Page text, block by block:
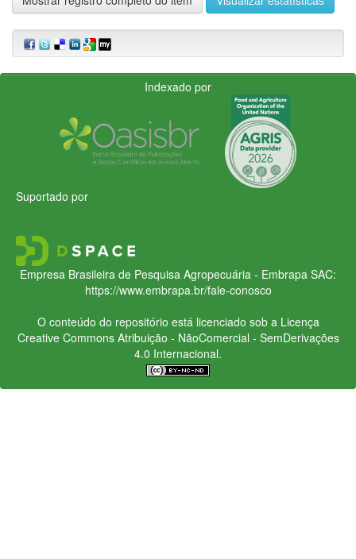
Indexado por
Suportado por
Empresa Brasileira de Pesquisa Agropecuária - Embrapa SAC:
https://www.embrapa.br/fale-conosco
O conteúdo do repositório está licenciado sob a Licença
Creative CommonsAtribuição - NãoComercial - SemDerivações
4.0 Internacional.